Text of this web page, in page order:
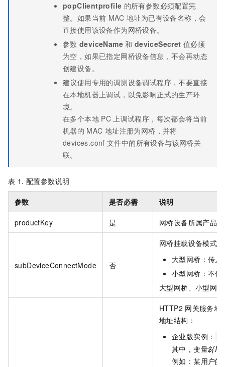
popClientprofile 的所有参数必须配置完
整。如果当前 MAC 地址为已有设备名称，会
直接使用该设备作为网桥设备。
参数 deviceName 和 deviceSecret 值必须
为空，如果已指定网桥设备信息，不会再动态
创建设备。
建议使用专用的调测设备调试程序，不要直接
在本地机器上调试，以免影响正式的生产环
境。
在多个本地 PC 上调试程序，每次都会将当前
机器的 MAC 地址注册为网桥，并将
devices.conf 文件中的所有设备与该网桥关
联。
表 1. 配置参数说明
参数 是否必需 说明
productKey 是 网桥设备所属产品的
subDeviceConnectMode 否
网桥挂载设备模式：
大型网桥：传入
小型网桥：不
大型网桥、小型网
HTTP2 网关服务地
地址结构：
企业版实例：
其中，变量
例如：某用户